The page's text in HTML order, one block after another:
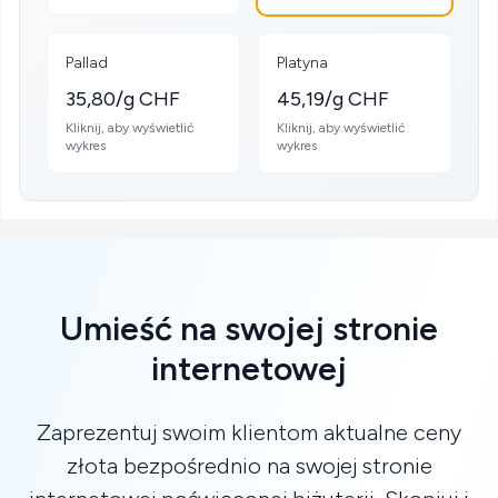
Pallad
35,80/g CHF
Kliknij, aby wyświetlić
wykres
Platyna
45,19/g CHF
Kliknij, aby wyświetlić
wykres
Umieść na swojej stronie
internetowej
Zaprezentuj swoim klientom aktualne ceny
złota bezpośrednio na swojej stronie